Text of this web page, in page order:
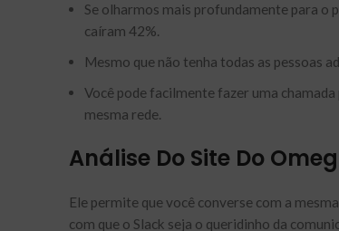
Se olharmos mais profundamente para o
caíram 42%.
Mesmo que não tenha todas as pessoas
Você pode facilmente fazer uma
mesma rede.
Análise Do Site Do
Ele permite que você converse com a
com que o Slack seja o queridinho da